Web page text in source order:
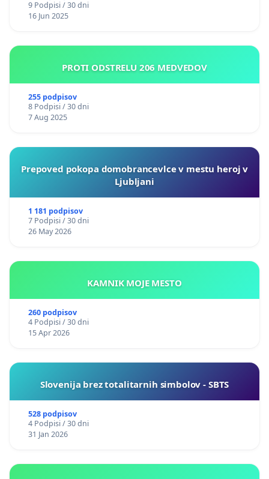
9 Podpisi / 30 dni
16 Jun 2025
PROTI ODSTRELU 206 MEDVEDOV
255 podpisov
8 Podpisi / 30 dni
7 Aug 2025
Prepoved pokopa domobrancevlce v mestu heroj v
Ljubljani
1 181 podpisov
7 Podpisi / 30 dni
26 May 2026
KAMNIK MOJE MESTO
260 podpisov
4 Podpisi / 30 dni
15 Apr 2026
Slovenija brez totalitarnih simbolov - SBTS
528 podpisov
4 Podpisi / 30 dni
31 Jan 2026